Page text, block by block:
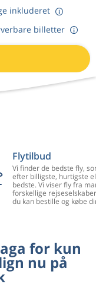
inkluderet
billetter
Flytilbud
Vi finder de bedste fly,
efter billigste, hurtigste
bedste. Vi viser fly fra
forskellige
du kan bestille og købe
for kun
nu på